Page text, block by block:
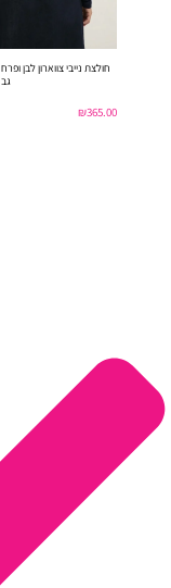
חולצת נייבי צווארון לבן ופרח
גב
₪365.00